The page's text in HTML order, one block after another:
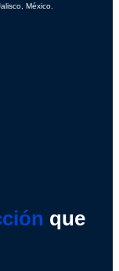
México.
que